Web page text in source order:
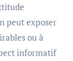
peut exposer
ou à
informatif